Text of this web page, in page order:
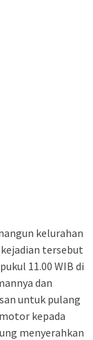
kelurahan
tersebut
11.00 WIB di
dan
untuk pulang
kepada
menyerahkan